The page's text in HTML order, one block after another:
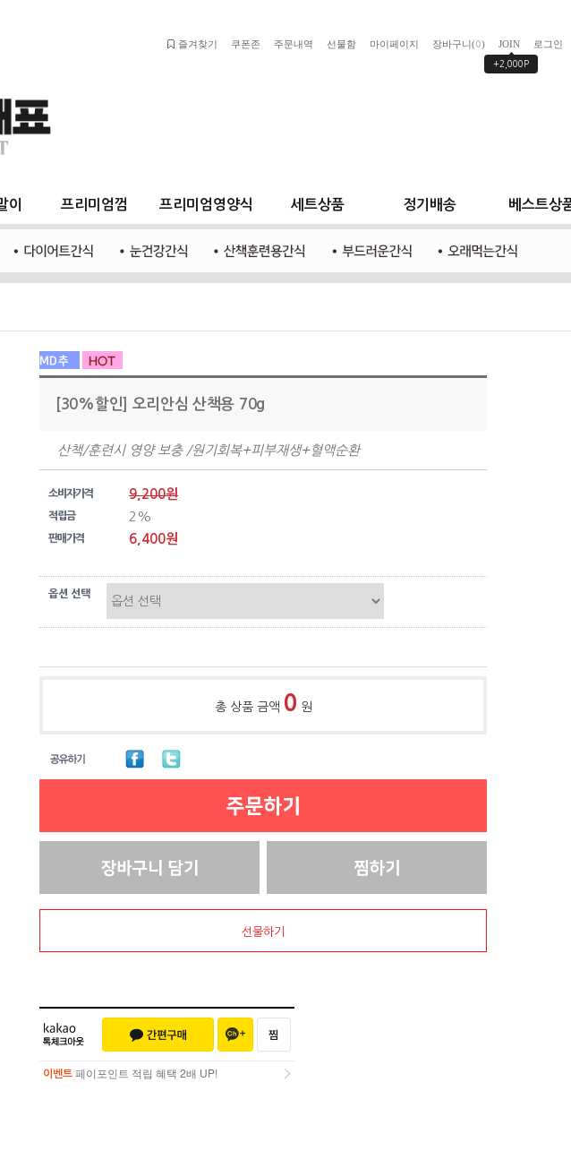
로그인
JOIN
+2,000P
장바구니(0)
마이페이지
선물함
주문내역
쿠폰존
즐겨찾기
이 프리미엄껌 프리미엄영양식 세트상품 정기배송 베스트상
[30%할인] 오리안심 산책용 70g
산책/훈련시 영양 보충 /원기회복+피부재생+혈액순환
소비자가격 9,200원
적립금 2%
판매가격 6,400원
옵션 선택
총 상품 금액 0 원
선물하기
이벤트 페이포인트 적립 혜택 2배 UP!